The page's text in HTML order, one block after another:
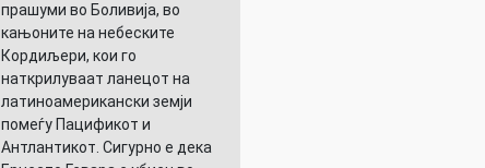
прашуми во Боливија, во
кањоните на небеските
Кордиљери, кои го
наткрилуваат ланецот на
латиноамерикански земји
помеѓу Пацификот и
Антлантикот. Сигурно е дека